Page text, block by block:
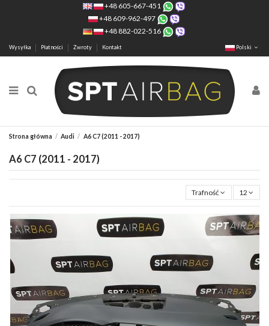
+48 605-667-451
+48 609-962-497
+48 882-022-516
Wysyłka Płatności Zwroty Kontakt Polski
Strona główna Audi A6 C7 (2011 - 2017)
A6 C7 (2011 - 2017)
Trafność 12